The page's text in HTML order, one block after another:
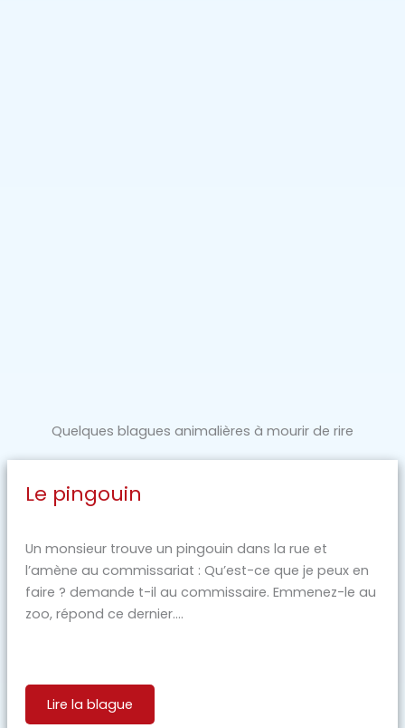
Quelques blagues animalières à mourir de rire
Le pingouin
Un monsieur trouve un pingouin dans la rue et
l’amène au commissariat : Qu’est-ce que je peux en
faire ? demande t-il au commissaire. Emmenez-le au
zoo, répond ce dernier....
Lire la blague